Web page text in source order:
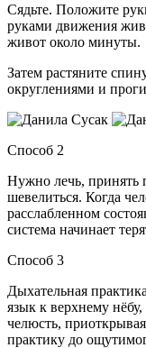
Сядьте. Положите
руками движения
живот около минуты.
Затем растяните
округлениями и
Способ 2
Нужно лечь, принять
шевелиться. Когда
расслабленном
система начинает
Способ 3
Дыхательная
язык к верхнему нёбу,
челюсть,
практику до